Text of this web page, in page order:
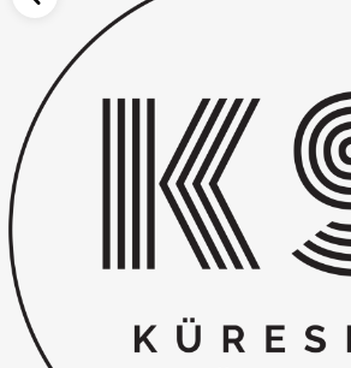
Elektrikli Aksamlar
Elektrikli Süpürge
Fan
Fırın, Ocak ve
Klima